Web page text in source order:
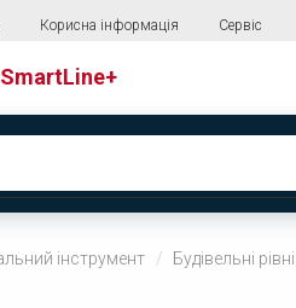
Корисна інформація Сервіс
SmartLine+
інструмент Будівельні рівні